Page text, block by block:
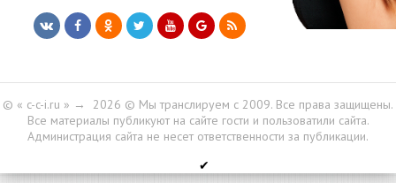
© « c-c-i.ru » → 2026 © Мы транслируем с 2009. Все права защищены.
Все материалы публикуют на сайте гости и пользоватили сайта.
Администрация сайта не несет ответственности за публикации.
✔